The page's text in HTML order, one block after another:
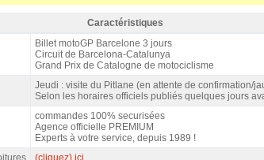
Barcelone 2027 - Caractéristiques
Caractéristiques
Billet motoGP Barcelone 3 jours
Circuit de Barcelona-Catalunya
Grand Prix de Catalogne de motociclisme
Jeudi : visite du Pitlane (en attente de confirmation/
Selon les horaires officiels publiés quelques jours
commandes 100% securisées
Agence officielle PREMIUM
Experts à votre service, depuis 1989 !
(cliquez) ici